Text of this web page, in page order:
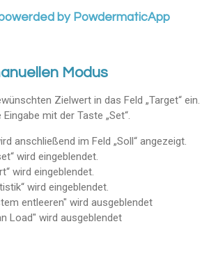
by PowdermaticApp
Modus
Zielwert in das Feld „Target“ ein.
mit der Taste „Set“.
anschließend im Feld „Soll“ angezeigt.
wird eingeblendet.
wird eingeblendet.
wird eingeblendet.
entleeren" wird ausgeblendet
Load" wird ausgeblendet